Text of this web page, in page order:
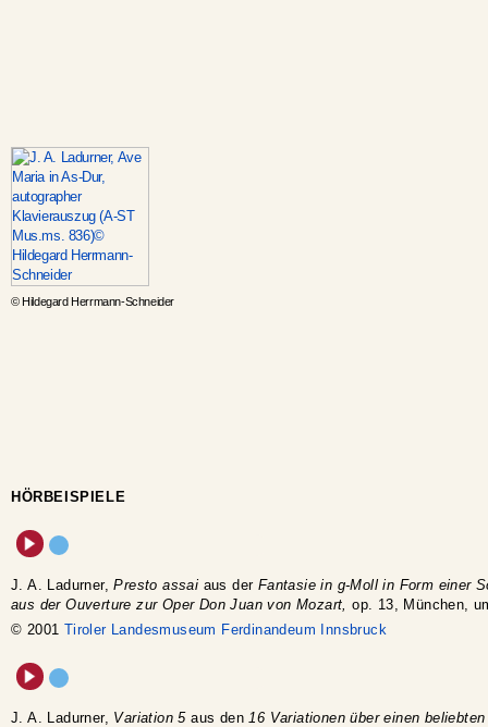
© Hildegard Herrmann-Schneider
HÖRBEISPIELE
J. A. Ladurner,Presto assai aus der Fantasie in g-Moll in Form einer
aus der Ouverture zur Oper Don Juan von Mozart, op. 13, München,
© 2001 Tiroler Landesmuseum Ferdinandeum Innsbruck
J. A. Ladurner, Variation 5aus den 16 Variationen über einen